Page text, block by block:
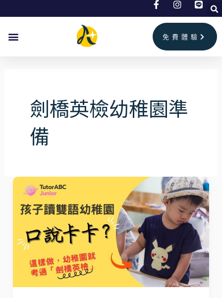
免費體驗
劍橋英檢幼稚園準
備
孩
子
讀
雙
語
幼
稚